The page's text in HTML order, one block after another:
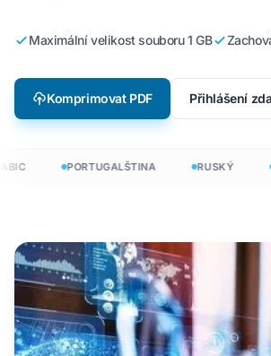
Maximální velikost souboru 1 GB
Komprimovat PDF Přihlášení
PORTUGALŠTINA RUSKÝ